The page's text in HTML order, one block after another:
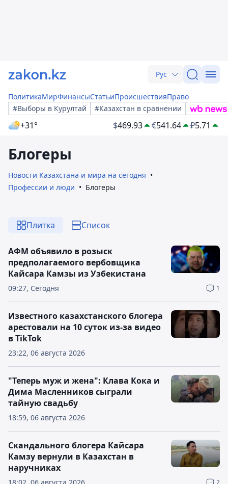
Рус
ПолитикаМирФинансыСтатьиПроисшествияПраво
#Выборы в Курултай
#Казахстан в сравнении
+31° $469.93 €541.64 ₽5.71
Блогеры
Новости Казахстана и мира на сегодня
Профессии и люди
Блогеры
Плитка Список
09:27, Сегодня 1
АФМ объявило в розыск
предполагаемого вербовщика
Кайсара Камзы из Узбекистана
23:22, 06 августа 2026
Известного казахстанского блогера
арестовали на 10 суток из-за видео
в TikTok
18:59, 06 августа 2026
"Теперь муж и жена": Клава Кока и
Дима Масленников сыграли
тайную свадьбу
2
Скандального блогера Кайсара
Камзу вернули в Казахстан в
наручниках